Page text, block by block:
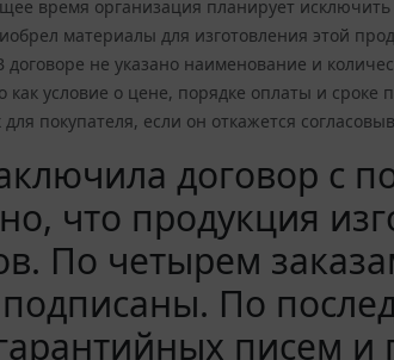
время организация планирует
материалы для изготовления этой
договоре не указано наименование и
как условие о цене, порядке оплаты и
покупателя, если он откажется
договор с
что продукция
По четырем
По
писем и